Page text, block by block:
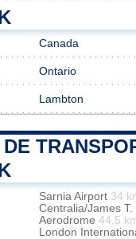
Canada
Ontario
Lambton
Sarnia Airport 34
Centralia/James
Aerodrome 44.5
London